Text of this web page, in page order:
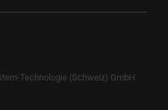
Technologie (Schweiz) GmbH